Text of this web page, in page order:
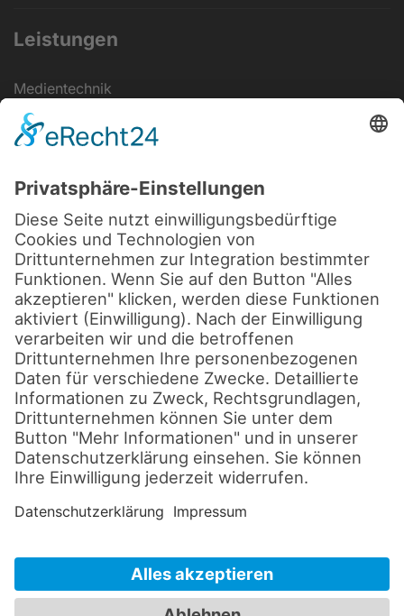
Leistungen
Medientechnik
Veranstaltungs­technik
Eventstrom
IT-Lösungen
Disclaimer
Datenschutz
Impressum
Cookie-Einstellungen
AGB's